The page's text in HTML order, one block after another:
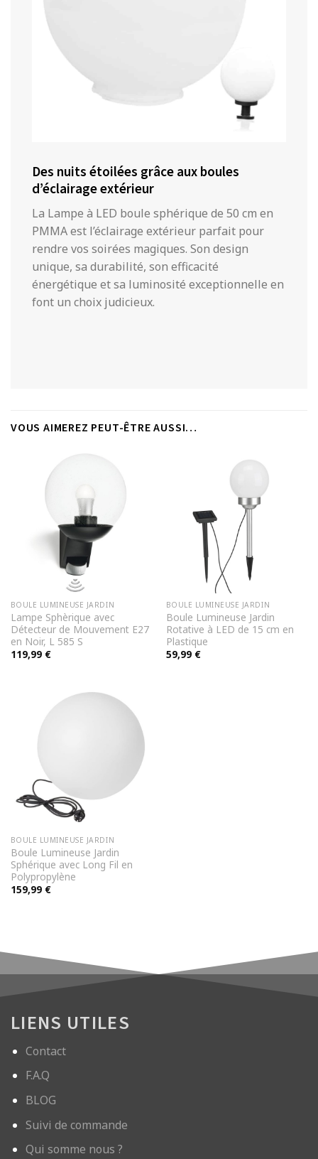
Des nuits étoilées grâce aux boules
d’éclairage extérieur
La Lampe à LED boule sphérique de 50 cm en
PMMA est l’éclairage extérieur parfait pour
rendre vos soirées magiques. Son design
unique, sa durabilité, son efficacité
énergétique et sa luminosité exceptionnelle en
font un choix judicieux.
VOUS AIMEREZ PEUT-ÊTRE AUSSI…
BOULE LUMINEUSE JARDIN
Lampe Sphèrique avec
Détecteur de Mouvement E27
en Noir, L 585 S
119,99 €
BOULE LUMINEUSE JARDIN
Boule Lumineuse Jardin
Rotative à LED de 15 cm en
Plastique
59,99 €
BOULE LUMINEUSE JARDIN
Boule Lumineuse Jardin
Sphérique avec Long Fil en
Polypropylène
159,99 €
LIENS UTILES
Contact
F.A.Q
BLOG
Suivi de commande
Qui somme nous ?